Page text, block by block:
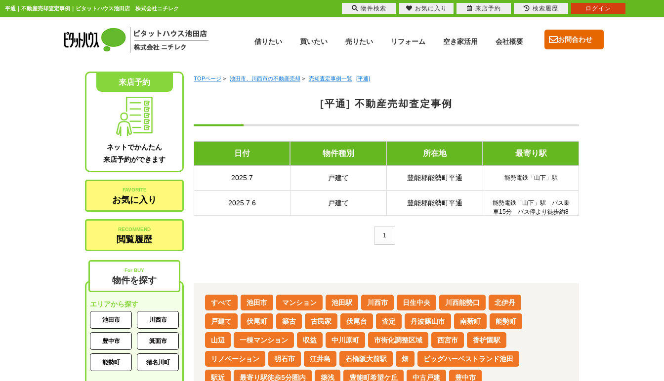
平通｜不動産売却査定事例｜ピタットハウス池田店 株式会社ニチレク
お問合わせ
借りたい 買いたい 売りたい リフォーム 空き家活用 会社概要
TOPページ > 池田市、川西市の不動産売却 > 売却査定事例一覧 [平通]
[平通] 不動産売却査定事例
日付 物件種別 所在地 最寄り駅
2025.7 戸建て 豊能郡能勢町平通 能勢電鉄「山下」駅
2025.7.6 戸建て 豊能郡能勢町平通
能勢電鉄「山下」駅 バス乗
車15分 バス停より徒歩約8
1
すべて 池田市 マンション 池田駅 川西市 日生中央 川西能勢口 北伊丹
戸建て 伏尾町 築古 古民家 伏尾台 査定 丹波篠山市 南新町 能勢町
山辺 一棟マンション 収益 中川原町 市街化調整区域 西宮市 香枦園駅
リノベーション 明石市 江井島 石橋阪大前駅 畑 ビッグハーベストランド池田
駅近 最寄り駅徒歩5分圏内 築浅 豊能町希望ケ丘 中古戸建 豊中市
来店予約
ネットでかんたん
来店予約ができます
FAVORITE
お気に入り
RECOMMEND
閲覧履歴
For BUY
物件を探す
エリアから探す
池田市 川西市
豊中市 箕面市
能勢町 猪名川町
物件検索 お気に入り 来店予約 検索履歴 ログイン